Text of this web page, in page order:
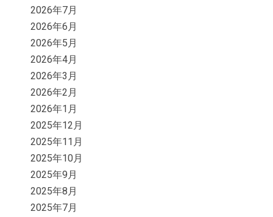
2026年7月
2026年6月
2026年5月
2026年4月
2026年3月
2026年2月
2026年1月
2025年12月
2025年11月
2025年10月
2025年9月
2025年8月
2025年7月